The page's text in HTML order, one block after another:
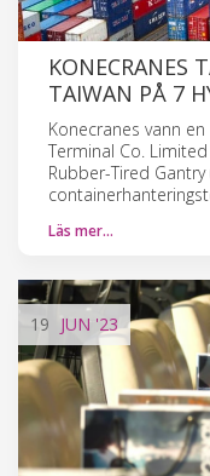
KONECRANES
TAIWAN PÅ 7
Konecranes vann
Terminal Co.
Rubber-Tired
Läs mer…
19 JUN '23